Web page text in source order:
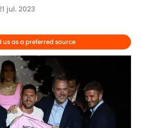
jul. 2023
us as a preferred source